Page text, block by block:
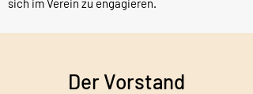
sich im Verein zu engagieren.
Der Vorstand